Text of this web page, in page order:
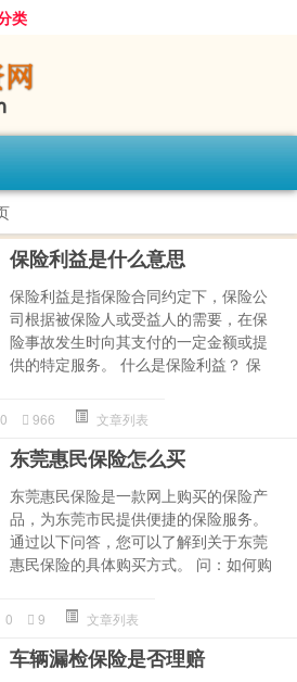
类
保险利益是什么意思
保险利益是指保险合同约定下，保险公
司根据被保险人或受益人的需要，在保
险事故发生时向其支付的一定金额或提
供的特定服务。 什么是保险利益？ 保
0 966 文章列表
东莞惠民保险怎么买
东莞惠民保险是一款网上购买的保险产
品，为东莞市民提供便捷的保险服务。
通过以下问答，您可以了解到关于东莞
惠民保险的具体购买方式。 问：如何购
0 9 文章列表
车辆漏检保险是否理赔